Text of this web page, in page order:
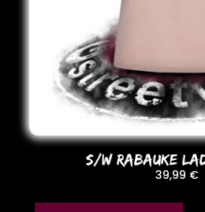
S/W RABAUKE
39,99 €